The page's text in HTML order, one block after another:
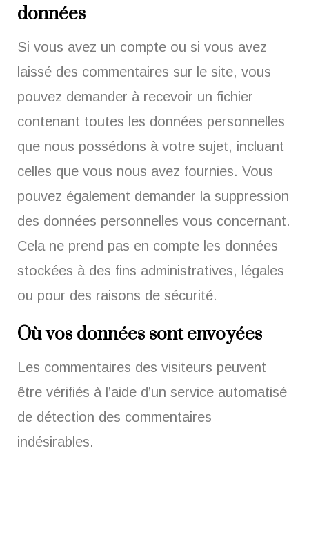
données
Si vous avez un compte ou si vous avez
laissé des commentaires sur le site, vous
pouvez demander à recevoir un fichier
contenant toutes les données personnelles
que nous possédons à votre sujet, incluant
celles que vous nous avez fournies. Vous
pouvez également demander la suppression
des données personnelles vous concernant.
Cela ne prend pas en compte les données
stockées à des fins administratives, légales
ou pour des raisons de sécurité.
Où vos données sont envoyées
Les commentaires des visiteurs peuvent
être vérifiés à l’aide d’un service automatisé
de détection des commentaires
indésirables.